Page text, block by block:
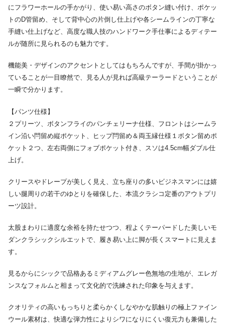
にフラワーホールの手かがり、使い易い高さのボタン縫い付け、ポケッ
トのD管留め、そして背中心の片倒し仕上げや各シームラインの丁寧な
手縫い仕上げなど、高度な職人技のハンドワーク手仕事によるディテー
ルが随所に見られるのも魅力です。
機能美・デザインのアクセントとしてはもちろんですが、手間が掛かっ
ていることが一目瞭然で、見る人が見れば高級テーラードということが
一瞬で分かります。
【パンツ仕様】
２プリーツ、ボタンフライのパンチェリーナ仕様、フロントはシームラ
イン沿い閂留め縦ポケット、ヒップ閂留め＆両玉縁仕様１ボタン留めポ
ケット２つ、左右両側にフォブポケット付き、スソは4.5cm幅ダブル仕
上げ。
クリースやドレープが美しく見え、立ち座りの多いビジネスマンには嬉
しい腿周りの若干のゆとりを確保した、本流クラシコ定番のアウトプリ
ーツ設計。
太股まわりに適度な余裕を持たせつつ、程よくテーパードした美しいモ
ダンクラシックシルエットで、履き易い上に脚が長くスマートに見えま
す。
見るからにシックで品格あるミディアムグレー色無地の生地が、エレガ
ンスなフォルムと相まって文化的で洗練された印象を与えます。
クオリティの高いもっちりと柔らかくしなやかな肌触りの極上ファイン
ウール素材は、快適な弾力性によりシワになりにくい復元力も兼備した